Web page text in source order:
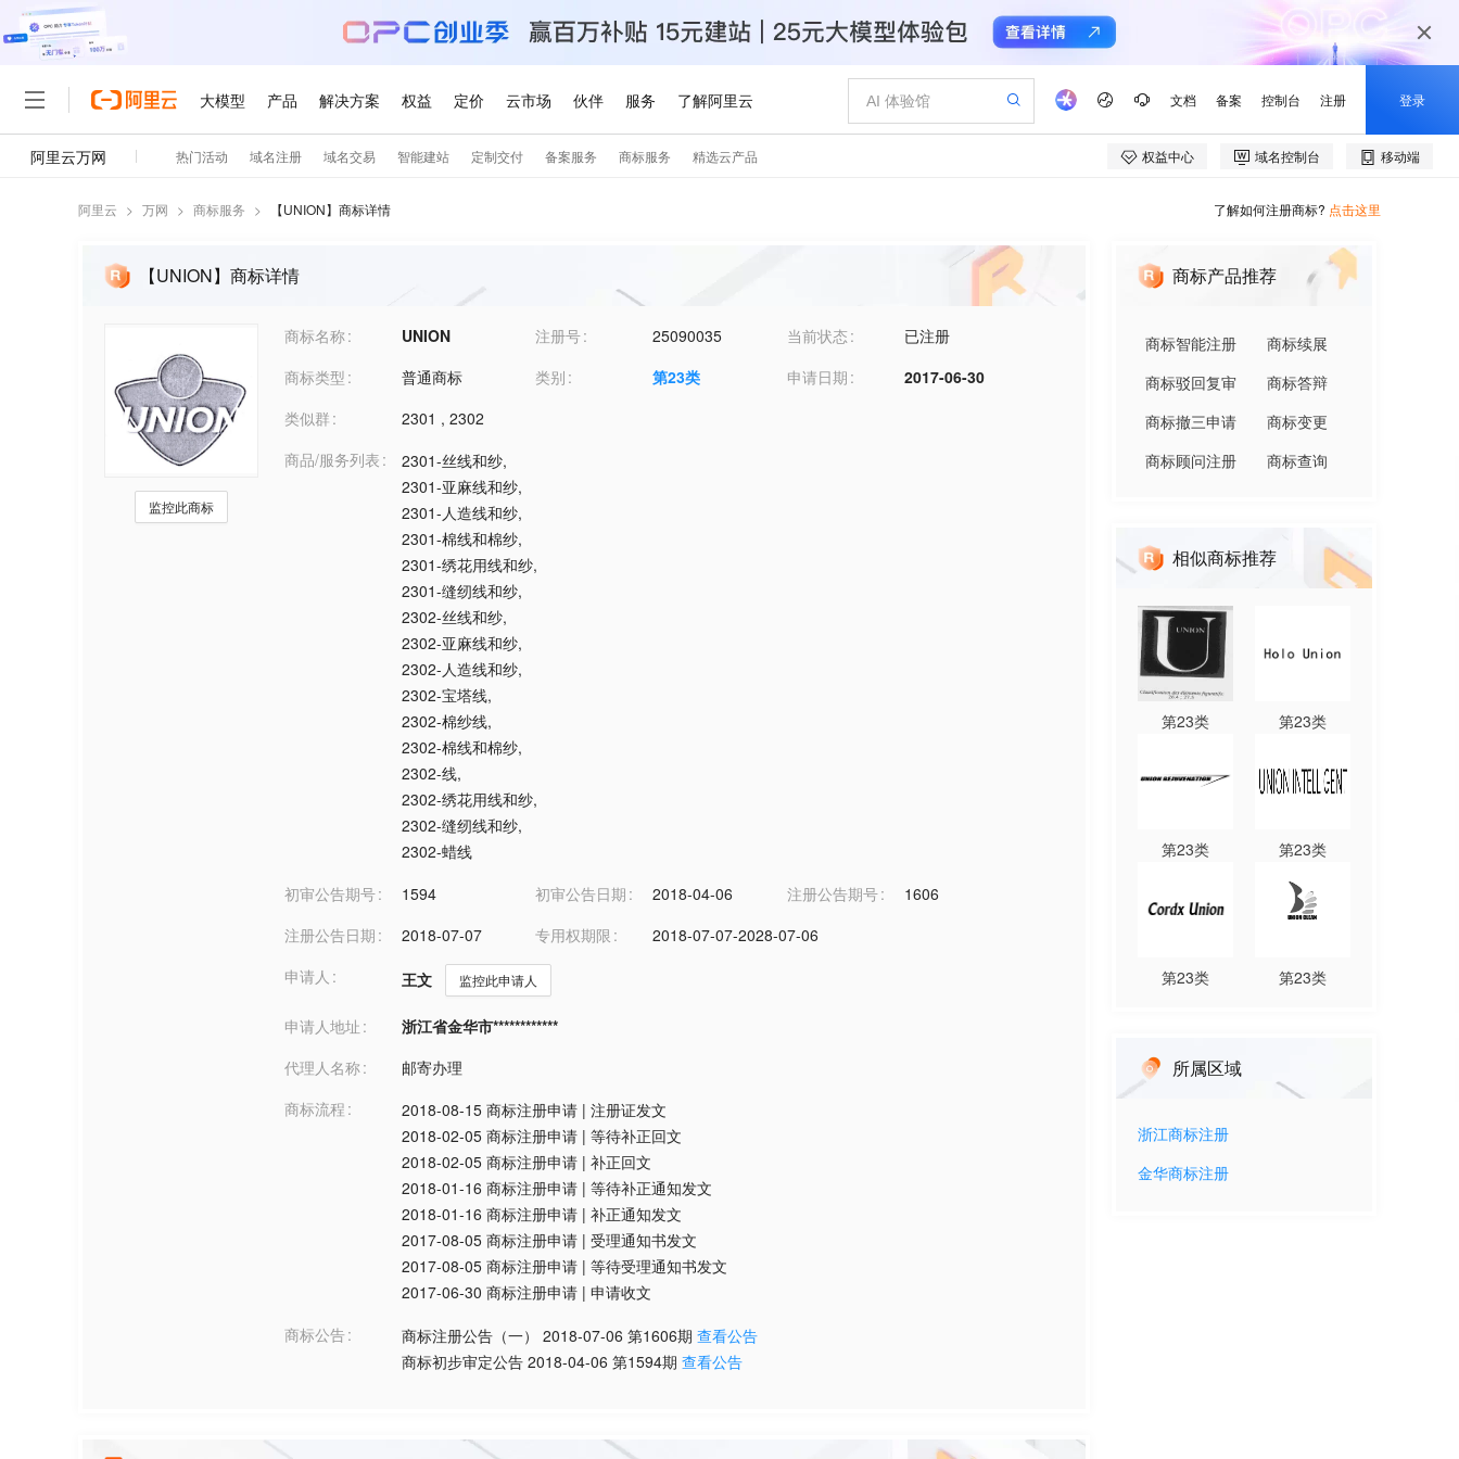
阿里云 > 万网 > 商标服务 > 【UNION】商标详情 了解如何注册商标? 点击这里
【UNION】商标详情
监控此商标
商标名称 UNION 注册号 25090035 当前状态
已注册
商标类型
普通商标 类别 第23类 申请日期
2017-06-30
类似群
2301 , 2302
商品/服务列表
2301-丝线和纱,
2301-亚麻线和纱,
2301-人造线和纱,
2301-棉线和棉纱,
2301-绣花用线和纱,
2301-缝纫线和纱,
2302-丝线和纱,
2302-亚麻线和纱,
2302-人造线和纱,
2302-宝塔线,
2302-棉纱线,
2302-棉线和棉纱,
2302-线,
2302-绣花用线和纱,
2302-缝纫线和纱,
2302-蜡线
初审公告期号
1594 初审公告日期 2018-04-06 注册公告期号
1606
注册公告日期
2018-07-07 专用权期限
2018-07-07-2028-07-06
申请人
王文 监控此申请人
申请人地址
浙江省金华市************
代理人名称
邮寄办理
商标流程
2018-08-15 商标注册申请 | 注册证发文
2018-02-05 商标注册申请 | 等待补正回文
2018-02-05 商标注册申请 | 补正回文
2018-01-16 商标注册申请 | 等待补正通知发文
2018-01-16 商标注册申请 | 补正通知发文
2017-08-05 商标注册申请 | 受理通知书发文
2017-08-05 商标注册申请 | 等待受理通知书发文
2017-06-30 商标注册申请 | 申请收文
商标公告
商标注册公告（一） 2018-07-06 第1606期 查看公告
商标初步审定公告 2018-04-06 第1594期 查看公告
商标产品推荐
商标智能注册
商标续展
商标驳回复审
商标答辩
商标撤三申请
商标变更
商标顾问注册
商标查询
相似商标推荐
第23类 第23类
第23类 第23类
第23类 第23类
所属区域
浙江商标注册
金华商标注册